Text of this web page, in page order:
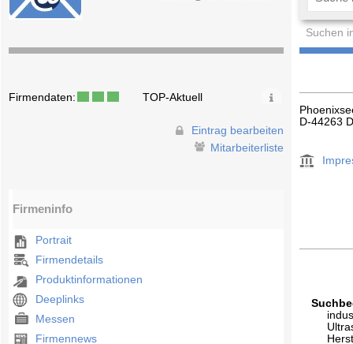
Suchen
Firmendaten: TOP-Aktuell
Eintrag bearbeiten
Mitarbeiterliste
Firmeninfo
Portrait
Firmendetails
Produktinformationen
Deeplinks
Messen
Firmennews
D-44263